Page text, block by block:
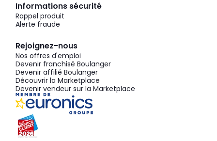
Informations sécurité
Rappel produit
Alerte fraude
Rejoignez-nous
Nos offres d'emploi
Devenir franchisé Boulanger
Devenir affilié Boulanger
Découvrir la Marketplace
Devenir vendeur sur la Marketplace